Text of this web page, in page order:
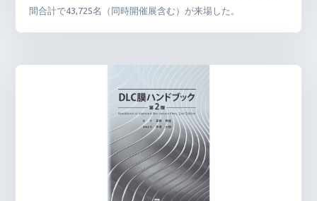
間合計で43,725名（同時開催展含む）が来場した。